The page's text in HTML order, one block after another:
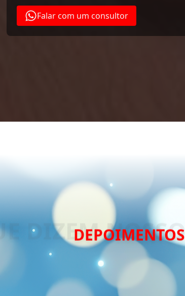
Falar com um consultor
DEPOIMENTOS